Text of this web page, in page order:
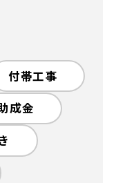
スタッフ紹介
相談会/イベント
お客様の声
付帯工事
成金